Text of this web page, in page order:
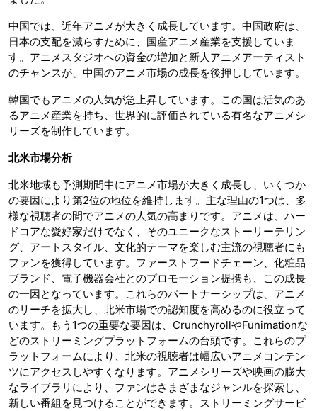
中国では、近年アニメが大きく成長しています。中国政府は、
日本の支配を減らすために、国産アニメ産業を支援していま
す。アニメスタジオへの資金の増加と新人アニメアーティスト
のチャンスが、中国のアニメ市場の成長を後押ししています。
韓国でもアニメの人気が急上昇しています。この国は活気のあ
るアニメ産業を持ち、世界的に評価されている有名なアニメシ
リーズを制作しています。
北米市場分析
北米地域も予測期間中にアニメ市場が大きく成長し、いくつか
の要因により第2位の地位を維持します。主な理由の1つは、多
様な視聴者の間でアニメの人気の高まりです。アニメは、ハー
ドコアな愛好家だけでなく、そのユニークなストーリーテリン
グ、アートスタイル、文化的テーマを楽しむ主流の視聴者にも
ファンを獲得しています。ファーストフードチェーン、化粧品
ブランド、電子機器会社とのプロモーション提携も、この成長
の一因となっています。これらのパートナーシップは、アニメ
のリーチを拡大し、北米市場での認知度を高めるのに役立って
います。もう1つの重要な要因は、CrunchyrollやFunimationな
どのストリーミングプラットフォームの台頭です。これらのプ
ラットフォームにより、北米の視聴者は幅広いアニメコンテン
ツにアクセスしやすくなります。アニメシリーズや映画の膨大
なライブラリにより、ファンはさまざまなジャンルを探索し、
新しい番組を見つけることができます。ストリーミングサービ